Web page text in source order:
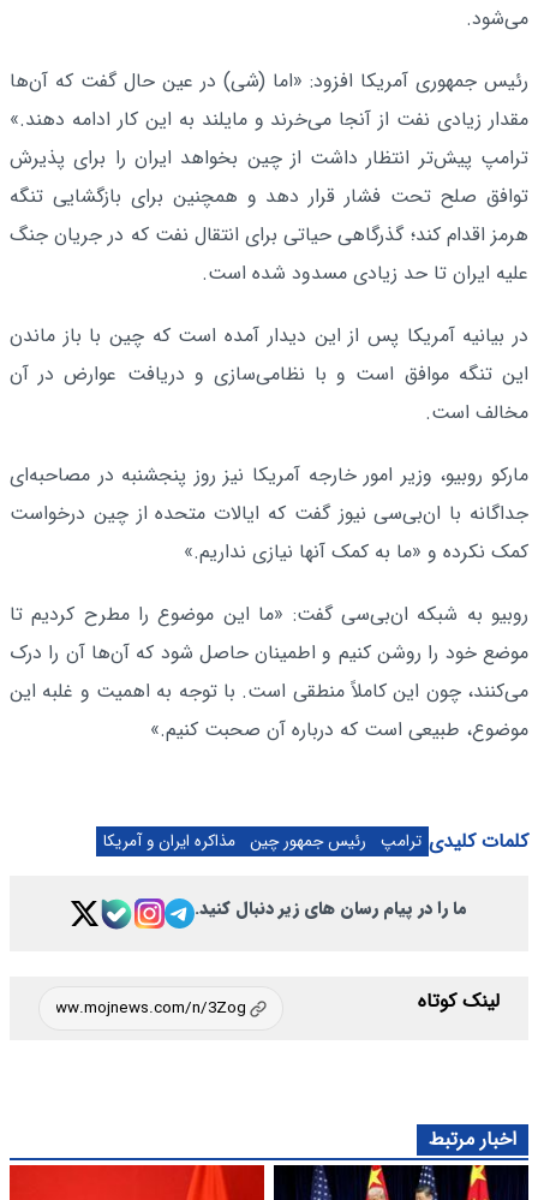
می‌شود.
رئیس جمهوری آمریکا افزود: «اما (شی) در عین حال گفت که آن‌ها
مقدار زیادی نفت از آنجا می‌خرند و مایلند به این کار ادامه دهند.»
ترامپ پیش‌تر انتظار داشت از چین بخواهد ایران را برای پذیرش
توافق صلح تحت فشار قرار دهد و همچنین برای بازگشایی تنگه
هرمز اقدام کند؛ گذرگاهی حیاتی برای انتقال نفت که در جریان جنگ
علیه ایران تا حد زیادی مسدود شده است.
در بیانیه آمریکا پس از این دیدار آمده است که چین با باز ماندن
این تنگه موافق است و با نظامی‌سازی و دریافت عوارض در آن
مخالف است.
مارکو روبیو، وزیر امور خارجه آمریکا نیز روز پنجشنبه در مصاحبه‌ای
جداگانه با ان‌بی‌سی نیوز گفت که ایالات متحده از چین درخواست
کمک نکرده و «ما به کمک آنها نیازی نداریم.»
روبیو به شبکه ان‌بی‌سی گفت: «ما این موضوع را مطرح کردیم تا
موضع خود را روشن کنیم و اطمینان حاصل شود که آن‌ها آن را درک
می‌کنند، چون این کاملاً منطقی است. با توجه به اهمیت و غلبه این
موضوع، طبیعی است که درباره آن صحبت کنیم.»
کلمات کلیدی ترامپ رئیس جمهور چین مذاکره ایران و آمریکا
ما را در پیام رسان های زیر دنبال کنید.
لینک کوتاه
اخبار مرتبط